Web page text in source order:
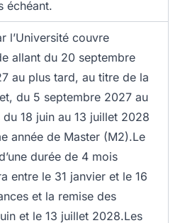
échéant.
l’Université couvre
allant du 20 septembre
au plus tard, au titre de la
du 5 septembre 2027 au
18 juin au 13 juillet 2028
année de Master (M2).Le
durée de 4 mois
entre le 31 janvier et le 16
et la remise des
et le 13 juillet 2028.Les